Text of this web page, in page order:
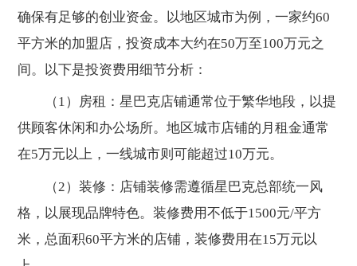
确保有足够的创业资金。以地区城市为例，一家约60
平方米的加盟店，投资成本大约在50万至100万元之
间。以下是投资费用细节分析：
（1）房租：星巴克店铺通常位于繁华地段，以提
供顾客休闲和办公场所。地区城市店铺的月租金通常
在5万元以上，一线城市则可能超过10万元。
（2）装修：店铺装修需遵循星巴克总部统一风
格，以展现品牌特色。装修费用不低于1500元/平方
米，总面积60平方米的店铺，装修费用在15万元以